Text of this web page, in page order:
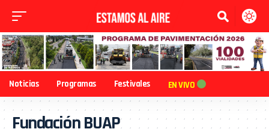
Noticias Programas Festivales EN VIVO
Fundación BUAP